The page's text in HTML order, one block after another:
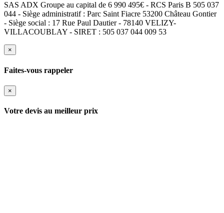
SAS ADX Groupe au capital de 6 990 495€ - RCS Paris B 505 037
044 - Siège administratif : Parc Saint Fiacre 53200 Château Gontier
- Siège social : 17 Rue Paul Dautier - 78140 VELIZY-
VILLACOUBLAY - SIRET : 505 037 044 009 53
×
Faites-vous rappeler
×
Votre devis au meilleur prix